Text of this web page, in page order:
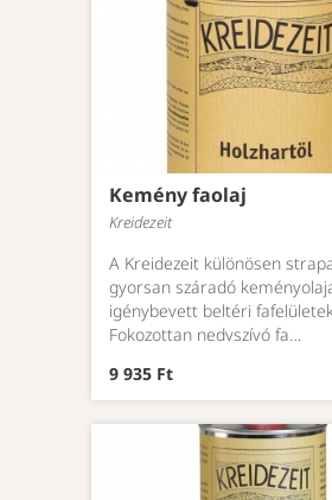
Kemény faolaj
Kreidezeit
A Kreidezeit különösen
gyorsan száradó
igénybevett beltéri
Fokozottan nedvszívó fa…
9 935 Ft